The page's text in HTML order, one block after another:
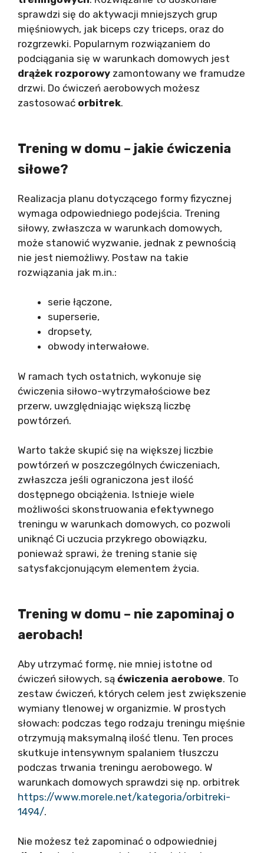
sprawdzi się do aktywacji mniejszych grup
mięśniowych, jak biceps czy triceps, oraz do
rozgrzewki. Popularnym rozwiązaniem do
podciągania się w warunkach domowych jest
drążek rozporowy zamontowany we framudze
drzwi. Do ćwiczeń aerobowych możesz
zastosować orbitrek.
Trening w domu – jakie ćwiczenia
siłowe?
Realizacja planu dotyczącego formy fizycznej
wymaga odpowiedniego podejścia. Trening
siłowy, zwłaszcza w warunkach domowych,
może stanowić wyzwanie, jednak z pewnością
nie jest niemożliwy. Postaw na takie
rozwiązania jak m.in.:
serie łączone,
superserie,
dropsety,
obwody interwałowe.
W ramach tych ostatnich, wykonuje się
ćwiczenia siłowo-wytrzymałościowe bez
przerw, uwzględniając większą liczbę
powtórzeń.
Warto także skupić się na większej liczbie
powtórzeń w poszczególnych ćwiczeniach,
zwłaszcza jeśli ograniczona jest ilość
dostępnego obciążenia. Istnieje wiele
możliwości skonstruowania efektywnego
treningu w warunkach domowych, co pozwoli
uniknąć Ci uczucia przykrego obowiązku,
ponieważ sprawi, że trening stanie się
satysfakcjonującym elementem życia.
Trening w domu – nie zapominaj o
aerobach!
Aby utrzymać formę, nie mniej istotne od
ćwiczeń siłowych, są ćwiczenia aerobowe. To
zestaw ćwiczeń, których celem jest zwiększenie
wymiany tlenowej w organizmie. W prostych
słowach: podczas tego rodzaju treningu mięśnie
otrzymują maksymalną ilość tlenu. Ten proces
skutkuje intensywnym spalaniem tłuszczu
podczas trwania treningu aerobowego. W
warunkach domowych sprawdzi się np. orbitrek
https://www.morele.net/kategoria/orbitreki-
1494/.
Nie możesz też zapominać o odpowiedniej